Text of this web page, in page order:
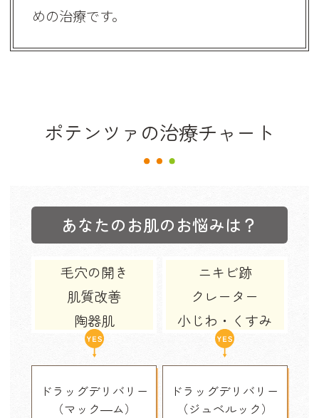
めの治療です。
ポテンツァの治療チャート
あなたのお肌のお悩みは？
毛穴の開き
肌質改善
陶器肌
ドラッグデリバリー
（マック―ム）
ニキビ跡
クレーター
小じわ・くすみ
ドラッグデリバリー
（ジュベルック）